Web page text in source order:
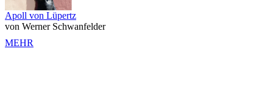
Apoll von Lüpertz
von Werner Schwanfelder
MEHR